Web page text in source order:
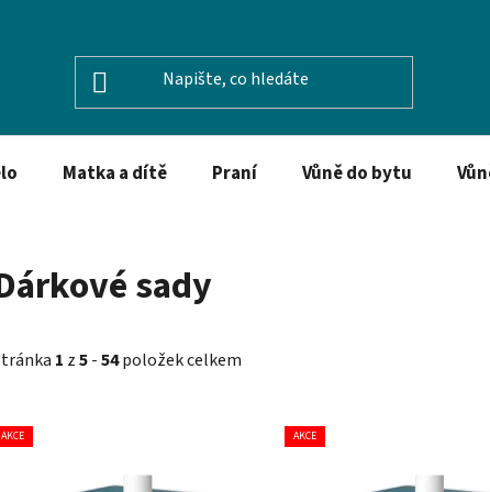
Matka a dítě Praní Vůně do bytu
sady
1 z5-54položek celkem
AKCE AKCE